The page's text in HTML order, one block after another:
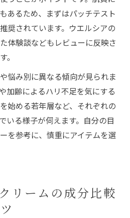
あるため、まずはパッチテスト
奨されています。ウエルシアの
体験談などもレビューに反映さ
。
悩み別に異なる傾向が見られま
加齢によるハリ不足を気にする
始める若年層など、それぞれの
いる様子が伺えます。自分の目
を参考に、慎重にアイテムを選
リームの成分比較